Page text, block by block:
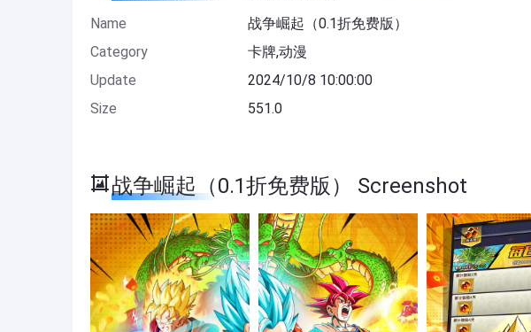
Name
战争崛起（0.1折免费版）
Category
卡牌,动漫
Update
2024/10/8 10:00:00
Size
551.0
战争崛起（0.1折免费版） Screenshot